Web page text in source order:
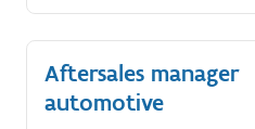
Aftersales manager
automotive